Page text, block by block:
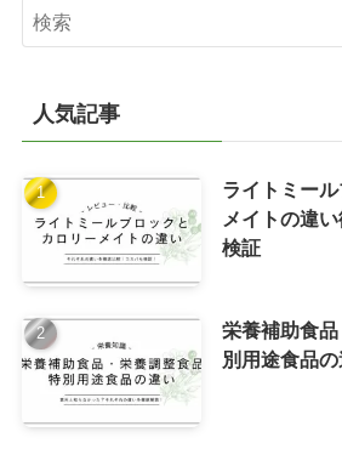
人気記事
ライトミー
メイトの違
検証
栄養補助食
別用途食品